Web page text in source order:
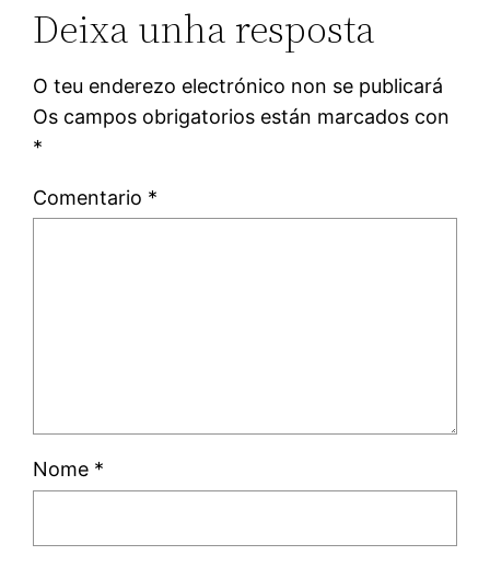
Deixa unha resposta
O teu enderezo electrónico non se publicará
Os campos obrigatorios están marcados con
*
Comentario *
Nome *